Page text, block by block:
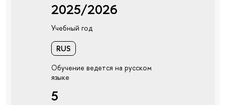
2025/2026
Учебный год
RUS
Обучение ведется на русском
языке
5